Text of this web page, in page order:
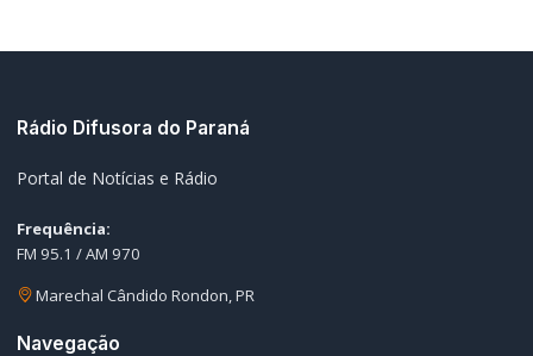
Rádio Difusora do Paraná
Portal de Notícias e Rádio
Frequência:
FM 95.1 / AM 970
Marechal Cândido Rondon, PR
Navegação